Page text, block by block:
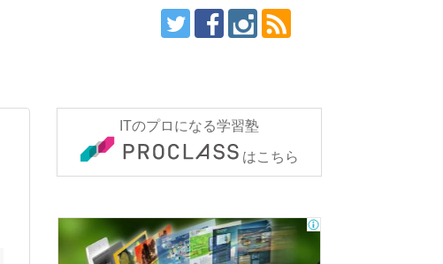
ITのプロになる学習塾
はこちら